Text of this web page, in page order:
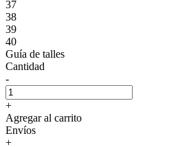
37
38
39
40
Guía de talles
Cantidad
-
+
Agregar al carrito
Envíos
+